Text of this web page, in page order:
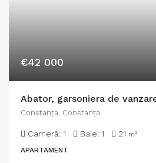
€42 000
Abator, garsoniera de
Constanţa, Constanța
Cameră: 1 Baie: 1 21 m²
APARTAMENT